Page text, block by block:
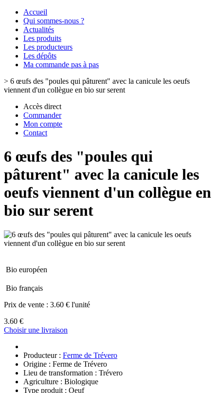
Accueil
Qui sommes-nous ?
Actualités
Les produits
Les producteurs
Les dépôts
Ma commande pas à pas
> 6 œufs des "poules qui pâturent" avec la canicule les oeufs
viennent d'un collègue en bio sur serent
Accès direct
Commander
Mon compte
Contact
6 œufs des "poules qui
pâturent" avec la canicule les
oeufs viennent d'un collègue en
bio sur serent
Bio européen
Bio français
Prix de vente : 3.60 € l'unité
3.60 €
Choisir une livraison
Producteur : Ferme de Trévero
Origine : Ferme de Trévero
Lieu de transformation : Trévero
Agriculture : Biologique
Type produit : Oeuf